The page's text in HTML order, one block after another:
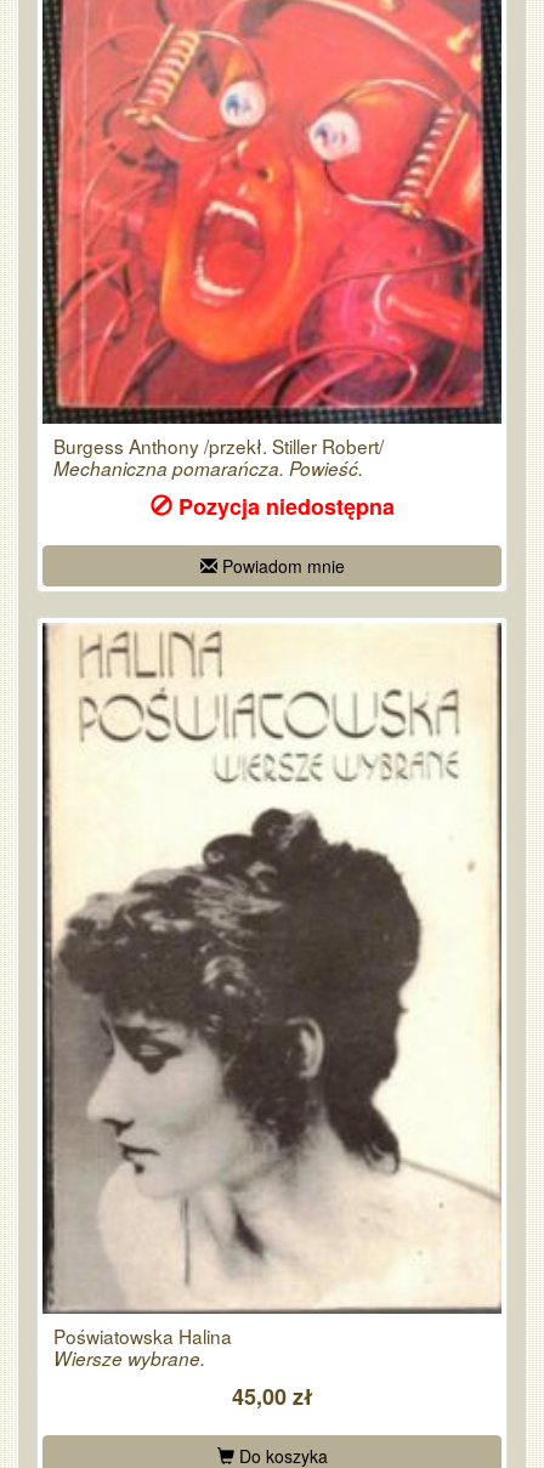
Burgess Anthony /przekł. Stiller Robert/
Mechaniczna pomarańcza. Powieść.
Pozycja niedostępna
Powiadom mnie
Poświatowska Halina
Wiersze wybrane.
45,00 zł
Do koszyka